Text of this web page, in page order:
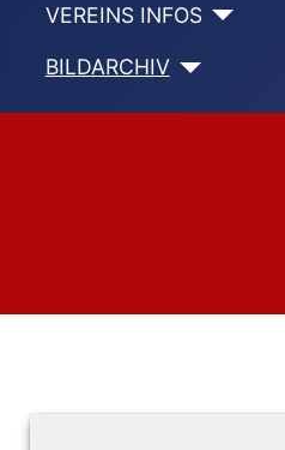
VEREINS INFOS
BILDARCHIV